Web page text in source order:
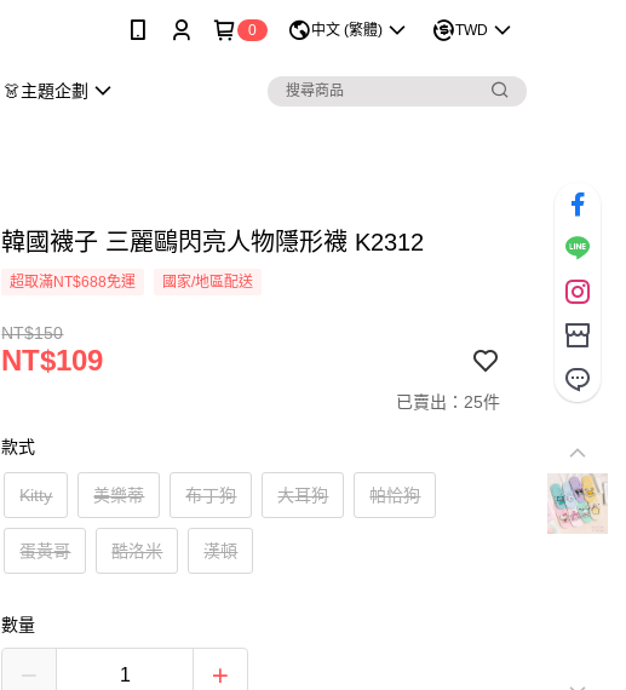
0 中文 (繁體) TWD
👗主題企劃
韓國襪子 三麗鷗閃亮人物隱形襪 K2312
超取滿NT$688免運 國家/地區配送
NT$150
NT$109
已賣出：25件
款式
Kitty 美樂蒂 布丁狗 大耳狗 帕恰狗
蛋黃哥 酷洛米 漢頓
數量